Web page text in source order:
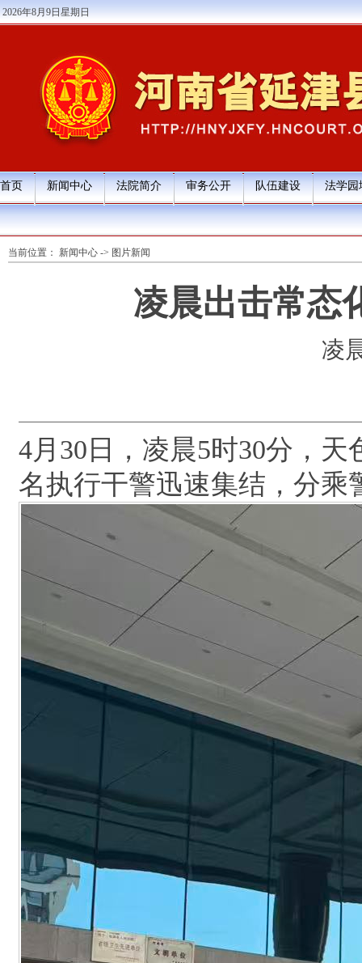
2026年8月9日星期日
首页 新闻中心 法院简介 审务公开 队伍建设 法学园
当前位置： 新闻中心 -> 图片新闻
凌晨出击常态
凌
4月30日，凌晨5时30分，
名执行干警迅速集结，分